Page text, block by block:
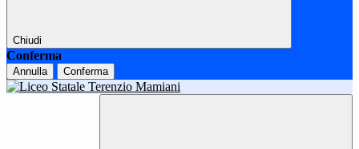
Chiudi
Conferma
Annulla Conferma